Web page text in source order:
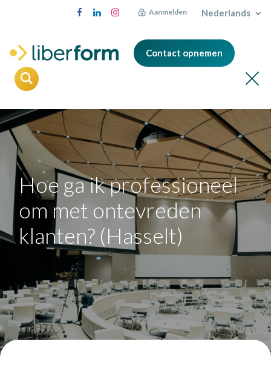
Aanmelden Nederlands
Contact opnemen
Hoe ga ik professioneel
om met ontevreden
klanten? (Hasselt)